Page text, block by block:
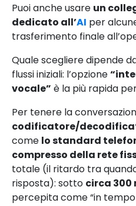
Puoi anche usare un
dedicato all’AI per
trasferimento finale
Quale scegliere dipende
flussi iniziali: l’opzione
vocale” è la più rapida
Per tenere la
codificatore/
come lo standard
compresso della rete
totale (il ritardo tra
risposta): sotto circa 300
percepita come “in tempo